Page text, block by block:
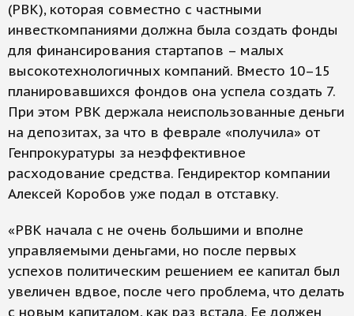
(РВК), которая совместно с частными
инвесткомпаниями должна была создать фонды
для финансирования стартапов – малых
высокотехнологичных компаний. Вместо 10–15
планировавшихся фондов она успела создать 7.
При этом РВК держала неиспользованные деньги
на депозитах, за что в феврале «получила» от
Генпрокуратуры за неэффективное
расходование средства. Гендиректор компании
Алексей Коробов уже подал в отставку.
«РВК начала с не очень большими и вполне
управляемыми деньгами, но после первых
успехов политическим решением ее капитал был
увеличен вдвое, после чего проблема, что делать
с новым капиталом, как раз встала. Ее должен